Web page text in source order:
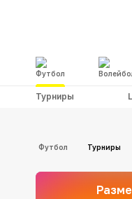
Футбол
Турниры
Футбол Турниры